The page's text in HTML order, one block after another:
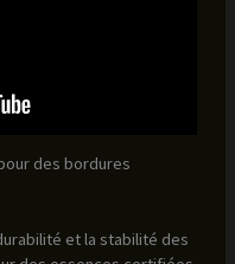
des bordures
et la stabilité des